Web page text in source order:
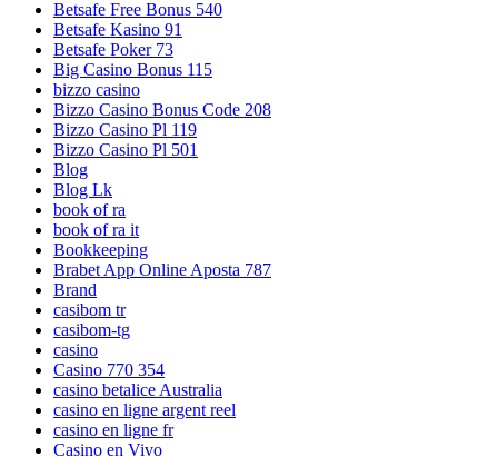
Betsafe Free Bonus 540
Betsafe Kasino 91
Betsafe Poker 73
Big Casino Bonus 115
bizzo casino
Bizzo Casino Bonus Code 208
Bizzo Casino Pl 119
Bizzo Casino Pl 501
Blog
Blog Lk
book of ra
book of ra it
Bookkeeping
Brabet App Online Aposta 787
Brand
casibom tr
casibom-tg
casino
Casino 770 354
casino betalice Australia
casino en ligne argent reel
casino en ligne fr
Casino en Vivo